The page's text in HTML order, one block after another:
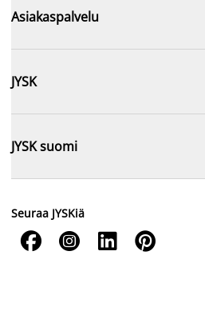
Asiakaspalvelu
JYSK
JYSK suomi
Seuraa JYSKiä
   